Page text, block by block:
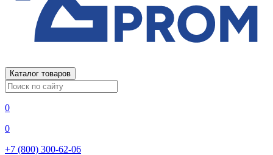
Каталог товаров
0
0
+7 (800) 300-62-06